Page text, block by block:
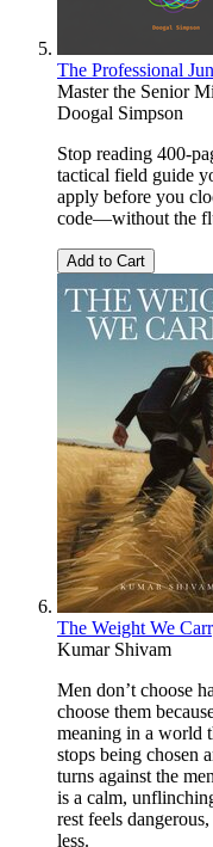
The Professional
Master the Senior
Doogal Simpson
Stop reading 400-
tactical field guide
apply before you
code—without the
Add to Cart
The Weight We
Kumar Shivam
Men don’t choose
choose them
meaning in a world
stops being chosen
turns against the
is a calm,
rest feels
less.